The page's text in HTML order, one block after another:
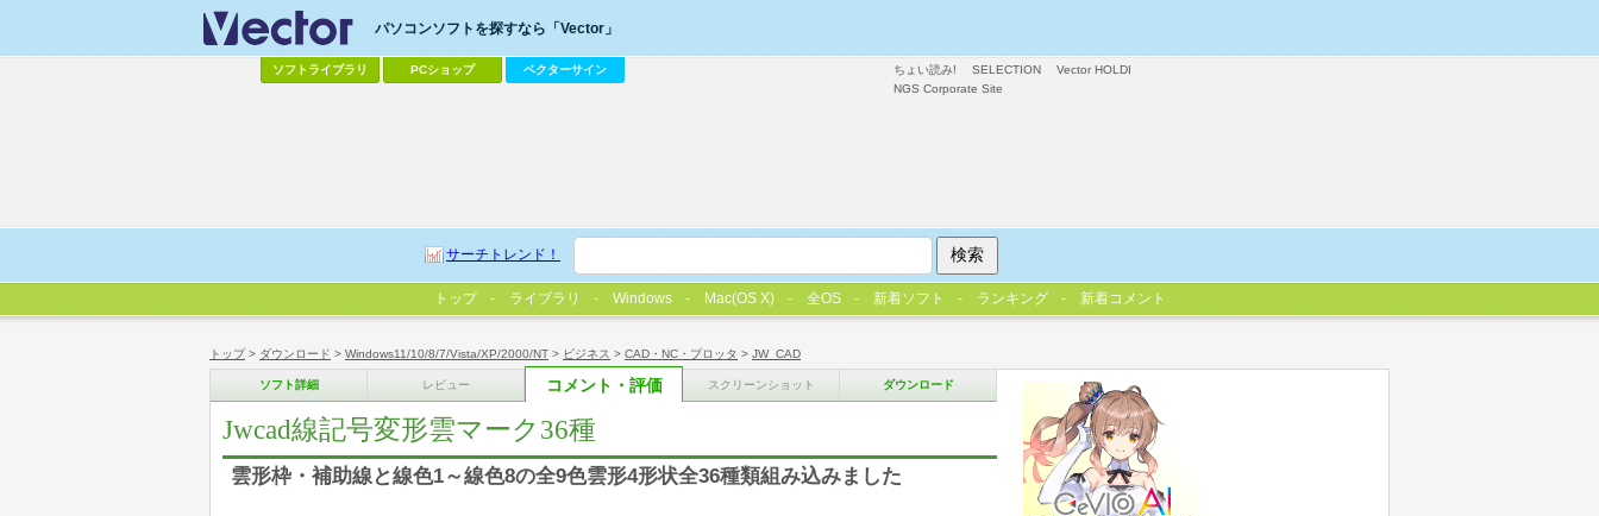
トップ> ダウンロード > Windows11/10/8/7/Vista/XP/2000/NT > ビジネス > CAD・NC・プロッタ > JW_CAD
ソフト詳細 レビュー コメント・評価 スクリーンショット ダウンロード
Jwcad線記号変形雲マーク36種
雲形枠・補助線と線色1～線色8の全9色雲形4形状全36種類組み込みました
ちょい読み! SELECTION
Vector HOLDI
NGS Corporate Site
パソコンソフトを探すなら「Vector」
ソフトライブラリ PCショップ ベクターサイン
サーチトレンド！
トップ ライブラリ Windows Mac(OS X) 全OS 新着ソフト ランキング 新着コメント